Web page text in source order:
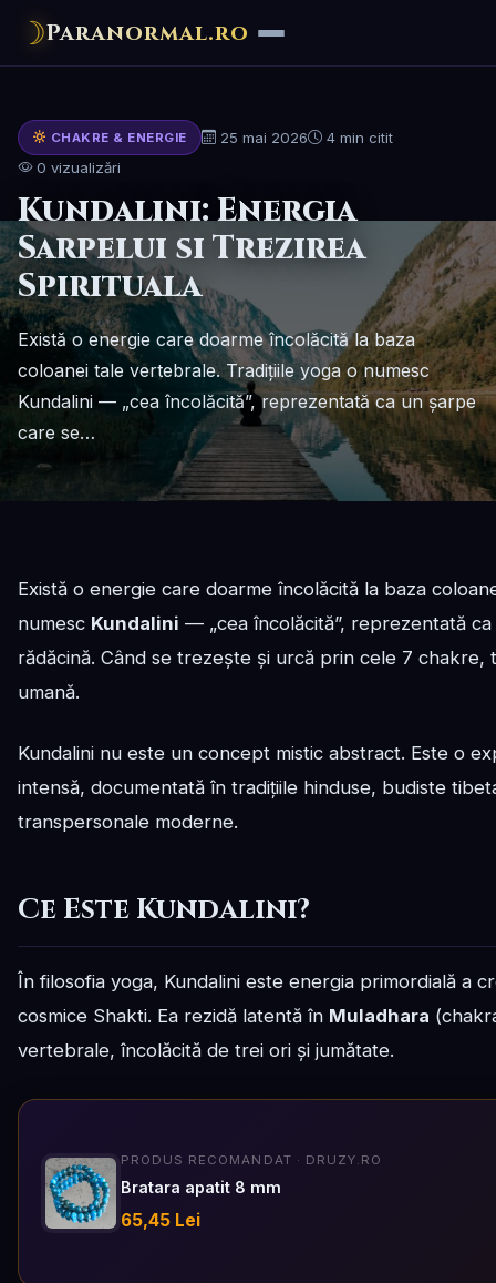
☽Paranormal.ro
CHAKRE & ENERGIE 25 mai 2026
4 min citit
0 vizualizări
Kundalini: Energia
Sarpelui si Trezirea
Spirituala
Există o energie care doarme încolăcită la baza
coloanei tale vertebrale. Tradițiile yoga o numesc
Kundalini — „cea încolăcită”, reprezentată ca un șarpe
care se…
Există o energie care doarme încolăcită la baza
numesc Kundalini — „cea încolăcită”, reprezentată
rădăcină. Când se trezește și urcă prin cele 7 chakre,
umană.
Kundalini nu este un concept mistic abstract. Este o
intensă, documentată în tradițiile hinduse, budiste
transpersonale moderne.
Ce Este Kundalini?
În filosofia yoga, Kundalini este energia primordială a
cosmice Shakti. Ea rezidă latentă în Muladhara
vertebrale, încolăcită de trei ori și jumătate.
PRODUS RECOMANDAT · DRUZY.RO
Bratara apatit 8 mm
65,45 Lei